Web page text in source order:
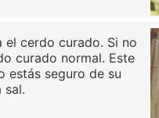
cerdo curado. Si no
curado normal. Este
estás seguro de su
sal.